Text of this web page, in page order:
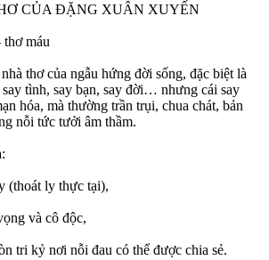
CỦA ĐẶNG XUÂN XUYẾN
máu
thơ của ngẫu hứng đời sống, đặc biệt là
say tình, say bạn, say đời… nhưng cái say
hóa, mà thường trần trụi, chua chát, bản
nỗi tức tưởi âm thầm.
(thoát ly thực tại),
và cô độc,
tri kỷ nơi nỗi đau có thể được chia sẻ.